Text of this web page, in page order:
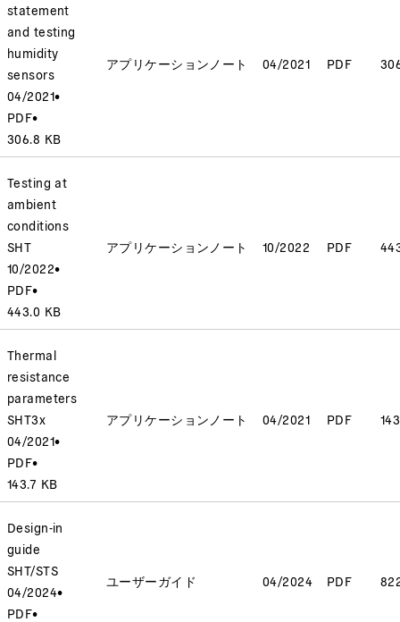
statement
and testing
humidity
sensors
04/2021•
PDF•
306.8 KB
アプリケーションノート 04/2021 PDF
Testing at
ambient
conditions
SHT
10/2022•
PDF•
443.0 KB
アプリケーションノート 10/2022 PDF
Thermal
resistance
parameters
SHT3x
04/2021•
PDF•
143.7 KB
アプリケーションノート 04/2021 PDF
Design-in
guide
SHT/STS
04/2024•
PDF•
ユーザーガイド 04/2024 PDF